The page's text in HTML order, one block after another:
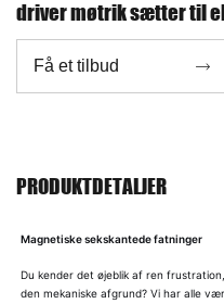
driver møtrik sætter til
Få et tilbud 
PRODUKTDETALJER
Magnetiske sekskantede fatninger
Du kender det øjeblik af ren
den mekaniske afgrund? Vi har alle